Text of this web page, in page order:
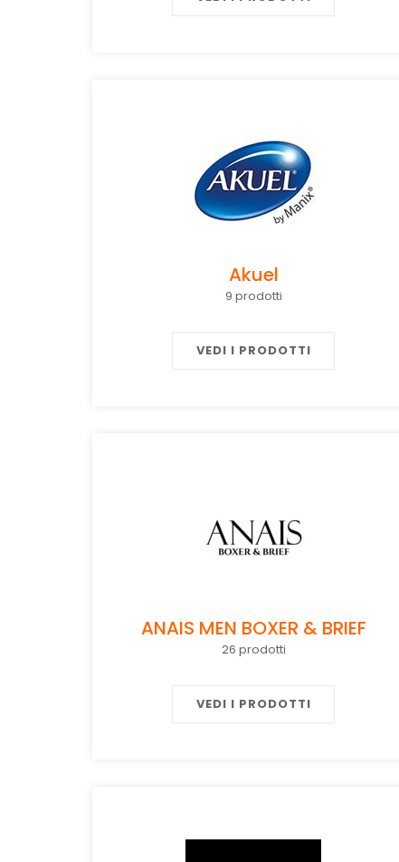
Akuel
9 prodotti
VEDI I PRODOTTI
ANAIS MEN BOXER & BRIEF
26 prodotti
VEDI I PRODOTTI